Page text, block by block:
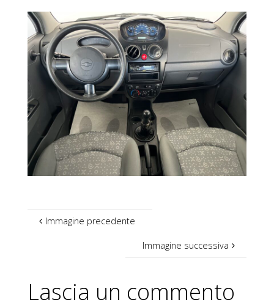
Immagine precedente
Immagine successiva
Lascia un commento